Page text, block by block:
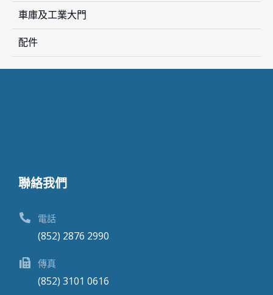
車庫及工業大門
配件
聯絡我們
電話
(852) 2876 2990
傳真
(852) 3101 0616